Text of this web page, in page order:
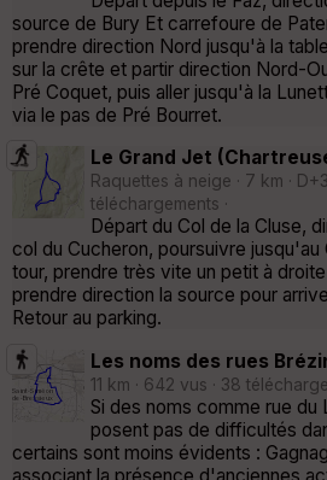
source de Bury Et carrefoure de
prendre direction Nord jusqu'à la
sur la crête et partir direction Nord-
Pré Coquet, puis aller jusqu'à la
via le pas de Pré Bourret.
Le Grand Jet
Raquettes à neige · 7 km ·
téléchargements ·
Départ du Col de la Cluse,
col du Cucheron, poursuivre jusqu'au
tour, prendre très vite un petit à
prendre direction la source pour
Retour au parking.
Les noms des rues
11 km · 642 vus · 38
Si des noms comme rue du
posent pas de difficultés
certains sont moins évidents :
associant la présence d'anciennes